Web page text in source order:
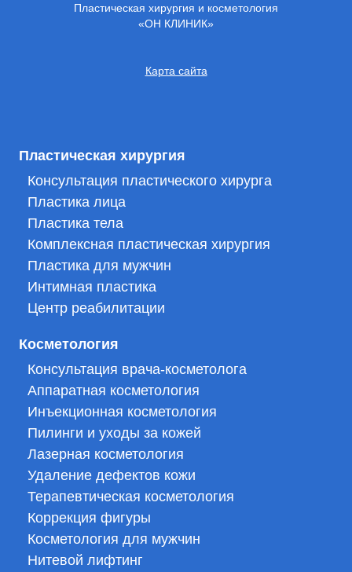
Пластическая хирургия и косметология
«ОН КЛИНИК»
Карта сайта
Пластическая хирургия
Консультация пластического хирурга
Пластика лица
Пластика тела
Комплексная пластическая хирургия
Пластика для мужчин
Интимная пластика
Центр реабилитации
Косметология
Консультация врача-косметолога
Аппаратная косметология
Инъекционная косметология
Пилинги и уходы за кожей
Лазерная косметология
Удаление дефектов кожи
Терапевтическая косметология
Коррекция фигуры
Косметология для мужчин
Нитевой лифтинг